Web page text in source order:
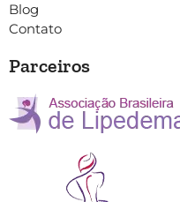
Blog
Contato
Parceiros